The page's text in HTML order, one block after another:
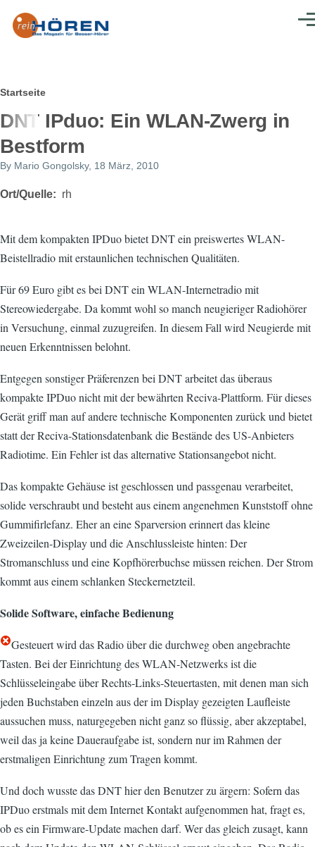
Pfadnavigation
Startseite
DNT IPduo: Ein WLAN-Zwerg in
Bestform
By Mario Gongolsky, 18 März, 2010
Ort/Quelle rh
Mit dem kompakten IPDuo bietet DNT ein preiswertes WLAN-
Beistellradio mit erstaunlichen technischen Qualitäten.
Für 69 Euro gibt es bei DNT ein WLAN-Internetradio mit
Stereowiedergabe. Da kommt wohl so manch neugieriger Radiohörer
in Versuchung, einmal zuzugreifen. In diesem Fall wird Neugierde mit
neuen Erkenntnissen belohnt.
Entgegen sonstiger Präferenzen bei DNT arbeitet das überaus
kompakte IPDuo nicht mit der bewährten Reciva-Plattform. Für dieses
Gerät griff man auf andere technische Komponenten zurück und bietet
statt der Reciva-Stationsdatenbank die Bestände des US-Anbieters
Radiotime. Ein Fehler ist das alternative Stationsangebot nicht.
Das kompakte Gehäuse ist geschlossen und passgenau verarbeitet,
solide verschraubt und besteht aus einem angenehmen Kunststoff ohne
Gummifirlefanz. Eher an eine Sparversion erinnert das kleine
Zweizeilen-Display und die Anschlussleiste hinten: Der
Stromanschluss und eine Kopfhörerbuchse müssen reichen. Der Strom
kommt aus einem schlanken Steckernetzteil.
Solide Software, einfache Bedienung
Gesteuert wird das Radio über die durchweg oben angebrachte
Tasten. Bei der Einrichtung des WLAN-Netzwerks ist die
Schlüsseleingabe über Rechts-Links-Steuertasten, mit denen man sich
jeden Buchstaben einzeln aus der im Display gezeigten Laufleiste
aussuchen muss, naturgegeben nicht ganz so flüssig, aber akzeptabel,
weil das ja keine Daueraufgabe ist, sondern nur im Rahmen der
erstmaligen Einrichtung zum Tragen kommt.
Und doch wusste das DNT hier den Benutzer zu ärgern: Sofern das
IPDuo erstmals mit dem Internet Kontakt aufgenommen hat, fragt es,
ob es ein Firmware-Update machen darf. Wer das gleich zusagt, kann